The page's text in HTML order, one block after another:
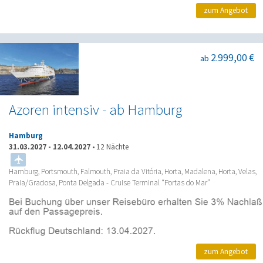
zum Angebot
Azoren intensiv - ab Hamburg
ab 2.999,00 €
Hamburg
31.03.2027 - 12.04.2027 • 12 Nächte
Hamburg, Portsmouth, Falmouth, Praia da Vitória, Horta, Madalena, Horta, Velas,
Praia/Graciosa, Ponta Delgada - Cruise Terminal “Portas do Mar”
zum Angebot